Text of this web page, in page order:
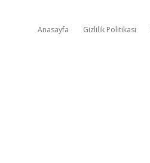
Anasayfa Gizlilik Politikası